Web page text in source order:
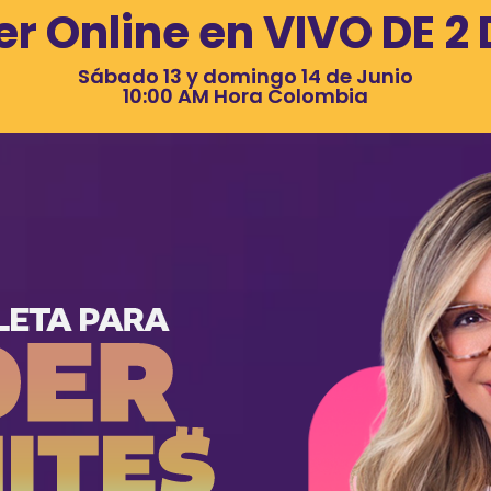
Online en VIVO DE 2
Sábado 13 y domingo 14 de Junio
10:00 AM Hora Colombia